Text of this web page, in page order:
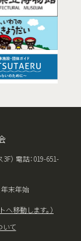
） 電話：019-651-
年末年始
移動します。）
いて